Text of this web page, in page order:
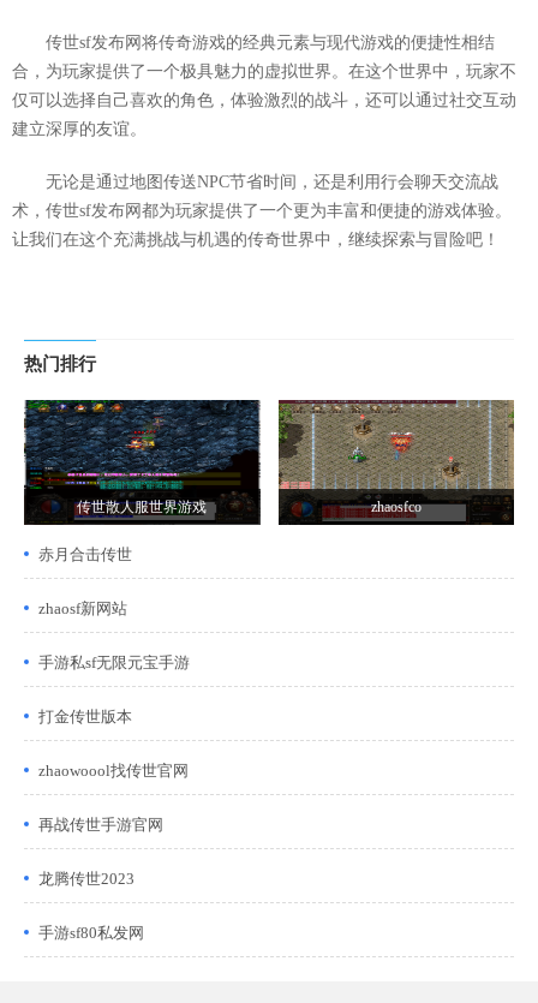
传世sf发布网将传奇游戏的经典元素与现代游戏的便捷性相结
合，为玩家提供了一个极具魅力的虚拟世界。在这个世界中，玩家不
仅可以选择自己喜欢的角色，体验激烈的战斗，还可以通过社交互动
建立深厚的友谊。
无论是通过地图传送NPC节省时间，还是利用行会聊天交流战
术，传世sf发布网都为玩家提供了一个更为丰富和便捷的游戏体验。
让我们在这个充满挑战与机遇的传奇世界中，继续探索与冒险吧！
热门排行
传世散人服世界游戏 zhaosfco
赤月合击传世
zhaosf新网站
手游私sf无限元宝手游
打金传世版本
zhaowoool找传世官网
再战传世手游官网
龙腾传世2023
手游sf80私发网